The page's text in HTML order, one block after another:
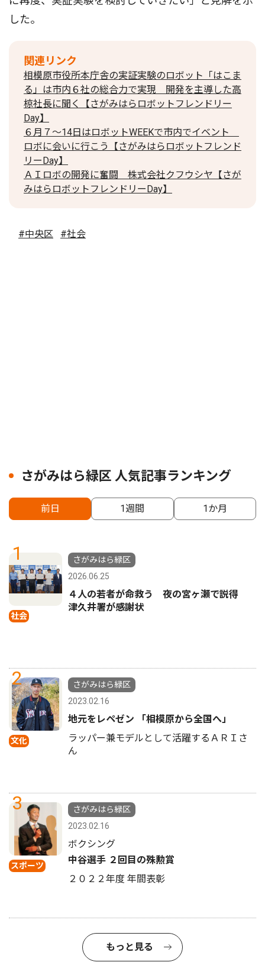
した。
関連リンク
相模原市役所本庁舎の実証実験のロボット「はこま
る」は市内６社の総合力で実現 開発を主導した高
椋社長に聞く【さがみはらロボットフレンドリー
Day】
６月７～14日はロボットWEEKで市内でイベント
ロボに会いに行こう【さがみはらロボットフレンド
リーDay】
ＡＩロボの開発に奮闘 株式会社クフウシヤ【さが
みはらロボットフレンドリーDay】
#中央区 #社会
さがみはら緑区 人気記事ランキング
前日 1週間 1か月
1
社会
さがみはら緑区
2026.06.25
４人の若者が命救う 夜の宮ヶ瀬で説得
津久井署が感謝状
2
文化
さがみはら緑区
2023.02.16
地元をレペゼン 「相模原から全国へ」
ラッパー兼モデルとして活躍するＡＲＩさ
ん
3
スポーツ
さがみはら緑区
2023.02.16
ボクシング
中谷選手 ２回目の殊勲賞
２０２２年度 年間表彰
もっと見る